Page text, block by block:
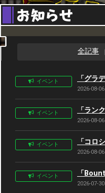
[special_bnr]
全記事
イベント 「グラ
2026-08-
イベント 「ラン
2026-08-
イベント 「コロ
2026-08-
イベント 「
2026-07-